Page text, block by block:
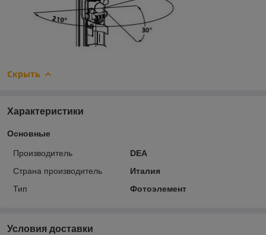
Скрыть
Характеристики
Основные
Производитель
DEA
Страна производитель
Италия
Тип
Фотоэлемент
Условия доставки